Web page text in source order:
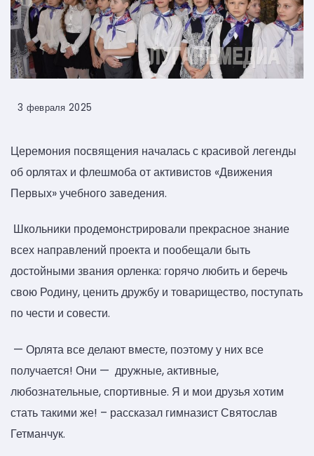
3 февраля 2025
Церемония посвящения началась с красивой легенды
об орлятах и флешмоба от активистов «Движения
Первых» учебного заведения.
Школьники продемонстрировали прекрасное знание
всех направлений проекта и пообещали быть
достойными звания орленка: горячо любить и беречь
свою Родину, ценить дружбу и товарищество, поступать
по чести и совести.
— Орлята все делают вместе, поэтому у них все
получается! Они — дружные, активные,
любознательные, спортивные. Я и мои друзья хотим
стать такими же! – рассказал гимназист Святослав
Гетманчук.